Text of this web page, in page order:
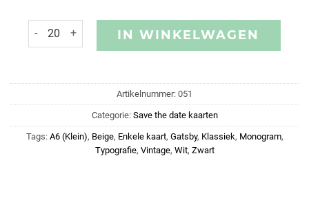
IN WINKELWAGEN
Artikelnummer: 051
Categorie: Save the date kaarten
Tags: A6 (Klein), Beige, Enkele kaart, Gatsby, Klassiek, Monogram,
Typografie, Vintage, Wit, Zwart